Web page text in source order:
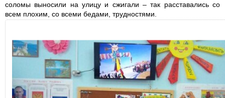
соломы выносили на улицу и сжигали – так расставались со
всем плохим, со всеми бедами, трудностями.